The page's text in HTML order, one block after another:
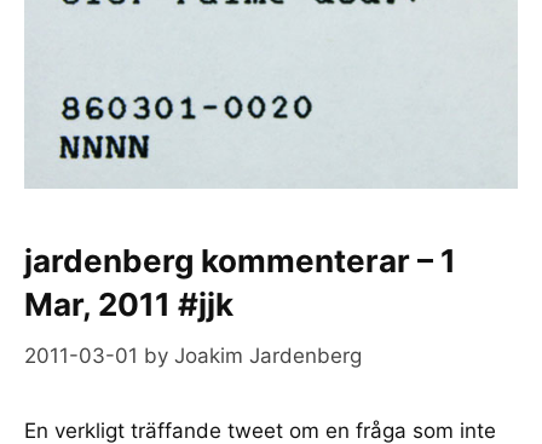
jardenberg kommenterar – 1
Mar, 2011 #jjk
2011-03-01 by Joakim Jardenberg
En verkligt träffande tweet om en fråga som inte